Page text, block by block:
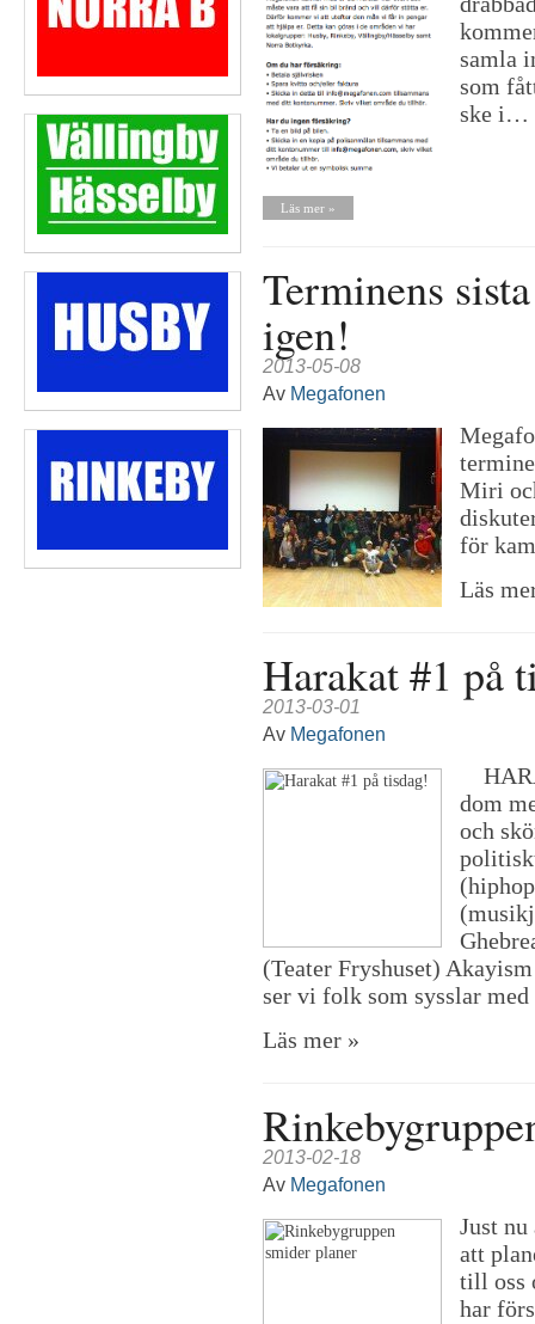
samla
som
ske i…
Läs mer »
Terminens
igen!
2013-05-08
Av Megafonen
Miri
för
Läs
Harakat #1 på
2013-03-01
Av Megafonen
dom
och
(Teater Fryshuset)
ser vi folk som sysslar
Läs mer »
2013-02-18
Av Megafonen
Just
att
till oss
har